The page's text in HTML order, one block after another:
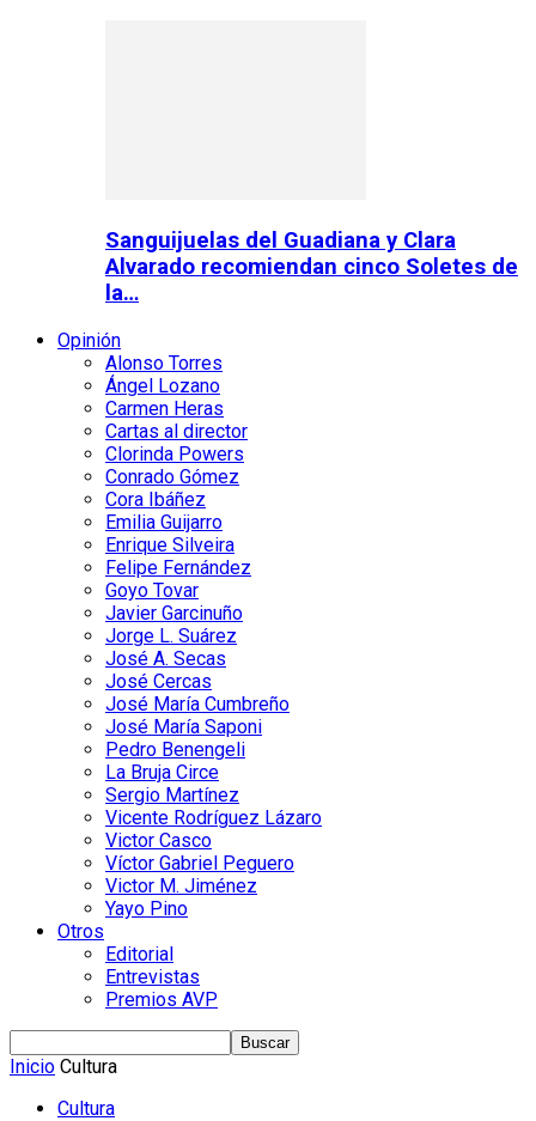
Sanguijuelas del Guadiana y Clara
Alvarado recomiendan cinco Soletes de
la…
Opinión
Alonso Torres
Ángel Lozano
Carmen Heras
Cartas al director
Clorinda Powers
Conrado Gómez
Cora Ibáñez
Emilia Guijarro
Enrique Silveira
Felipe Fernández
Goyo Tovar
Javier Garcinuño
Jorge L. Suárez
José A. Secas
José Cercas
José María Cumbreño
José María Saponi
Pedro Benengeli
La Bruja Circe
Sergio Martínez
Vicente Rodríguez Lázaro
Victor Casco
Víctor Gabriel Peguero
Victor M. Jiménez
Yayo Pino
Otros
Editorial
Entrevistas
Premios AVP
Inicio Cultura
Cultura